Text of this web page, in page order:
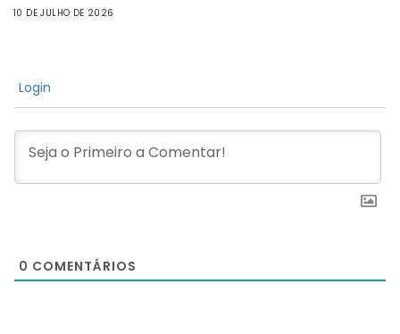
10 DE JULHO DE 2026
Login
0 COMENTÁRIOS